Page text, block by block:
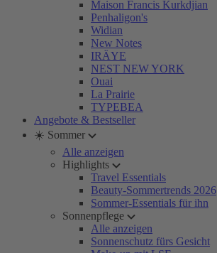
Maison Francis Kurkdjian
Penhaligon's
Widian
New Notes
IRÄYE
NEST NEW YORK
Ouai
La Prairie
TYPEBEA
Angebote & Bestseller
☀️ Sommer
Alle anzeigen
Highlights
Travel Essentials
Beauty-Sommertrends 2026
Sommer-Essentials für ihn
Sonnenpflege
Alle anzeigen
Sonnenschutz fürs Gesicht